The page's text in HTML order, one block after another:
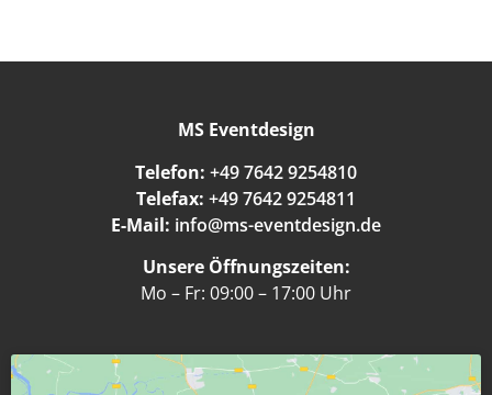
MS Eventdesign
Telefon: +49 7642 9254810
Telefax: +49 7642 9254811
E-Mail: info@ms-eventdesign.de
Unsere Öffnungszeiten:
Mo – Fr: 09:00 – 17:00 Uhr